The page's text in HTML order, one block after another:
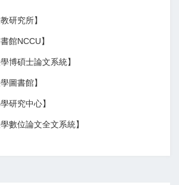
研究所】
館NCCU】
博碩士論文系統】
圖書館】
研究中心】
數位論文全文系統】